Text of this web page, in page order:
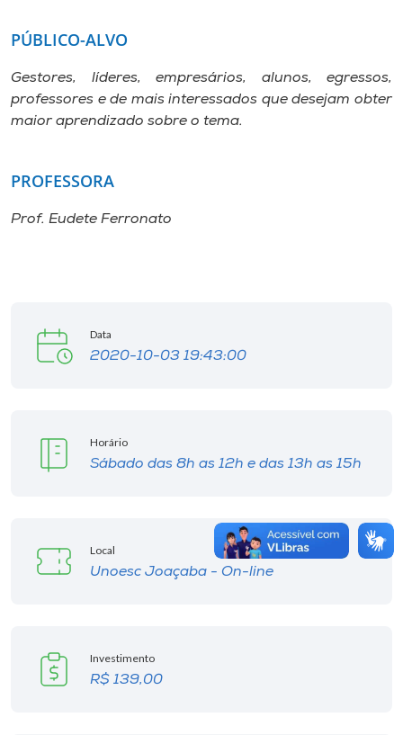
PÚBLICO-ALVO
Gestores, líderes, empresários, alunos, egressos,
professores e de mais interessados que desejam obter
maior aprendizado sobre o tema.
PROFESSORA
Prof. Eudete Ferronato
Data
2020-10-03 19:43:00
Horário
Sábado das 8h as 12h e das 13h as 15h
Local
Unoesc Joaçaba - On-line
Investimento
R$ 139,00